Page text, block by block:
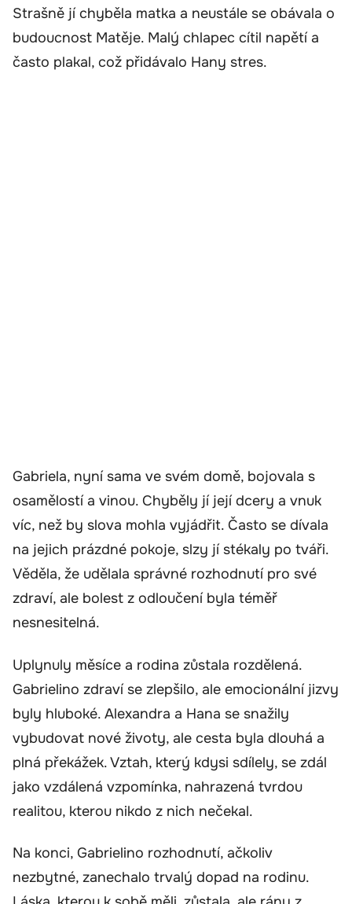
Strašně jí chyběla matka a neustále se obávala o
budoucnost Matěje. Malý chlapec cítil napětí a
často plakal, což přidávalo Hany stres.
Gabriela, nyní sama ve svém domě, bojovala s
osamělostí a vinou. Chyběly jí její dcery a vnuk
víc, než by slova mohla vyjádřit. Často se dívala
na jejich prázdné pokoje, slzy jí stékaly po tváři.
Věděla, že udělala správné rozhodnutí pro své
zdraví, ale bolest z odloučení byla téměř
nesnesitelná.
Uplynuly měsíce a rodina zůstala rozdělená.
Gabrielino zdraví se zlepšilo, ale emocionální jizvy
byly hluboké. Alexandra a Hana se snažily
vybudovat nové životy, ale cesta byla dlouhá a
plná překážek. Vztah, který kdysi sdílely, se zdál
jako vzdálená vzpomínka, nahrazená tvrdou
realitou, kterou nikdo z nich nečekal.
Na konci, Gabrielino rozhodnutí, ačkoliv
nezbytné, zanechalo trvalý dopad na rodinu.